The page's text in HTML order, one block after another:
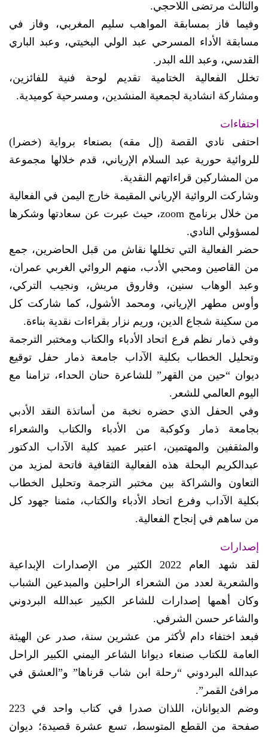
والثالث مرتضى اللاحجي.
وفيما فاز بمسابقة المواهب سليم المغربي، وفاز في
مسابقة الأداء المسرحي عبد الولي البخيتي، وعبد الباري
القدسي، وعبد الله البدر.
تخلل الفعالية الختامية تقديم لوحة فنية للفائزين،
ومشاركة انشادية لجمعية المنشدين، ومسرحية كوميدية.
احتفاءات
احتفى نادي القصة (إل مقه) بصنعاء برواية (خضرا)
للروائية حورية عبد السلام الإرياني، قدم خلالها مجموعة
من المشاركين قراءاتهم النقدية.
وشاركت الروائية الإرياني المقيمة خارج اليمن في الفعالية
من خلال برنامج zoom، حيث عبرت عن سعادتها وشكرها
لمسؤولي النادي.
حضر الفعالية التي تخللها نقاش من قبل الحاضرين، جمع
من القاصين ومحبي الأدب، منهم الروائي الغربي عمران،
وعبد الوهاب سنين، وفاروق مريش، ونجيب التركي،
وأوس مطهر الإرياني، ومحمد الأشول، كما شاركت كل
من سكينة شجاع الدين، وريم نزار بقراءات نقدية بناءة.
وفي ذمار نظم فرع اتحاد الأدباء والكتاب ومختبر الترجمة
وتحليل الخطاب بكلية الآداب جامعة ذمار حفل توقيع
ديوان “حين من القهر” للشاعرة حنان الحداء، تزامنا مع
اليوم العالمي للشعر.
وفي الحفل الذي حضره نخبة من أساتذة النقد الأدبي
بجامعة ذمار وكوكبة من الأدباء والكتاب والشعراء
والمثقفين والمهتمين، اعتبر عميد كلية الآداب الدكتور
عبدالكريم البحلة هذه الفعالية الثقافية فاتحة لمزيد من
التعاون والشراكة بين مختبر الترجمة وتحليل الخطاب
بكلية الآداب وفرع اتحاد الأدباء والكتاب، مثمنا جهود كل
من ساهم في إنجاح الفعالية.
إصدارات
لقد شهد العام 2022 الكثير من الإصدارات الإبداعية
والشعرية لعدد من الشعراء الراحلين والمبدعين الشباب
وكان أهمها إصدارات للشاعر الكبير عبدالله البردوني
والشاعر حسن الشرفي.
فبعد اختفاء دام لأكثر من عشرين سنة، صدر عن الهيئة
العامة للكتاب صنعاء ديوانا الشاعر اليمني الكبير الراحل
عبدالله البردوني “رحلة ابن شاب قرناها” و”العشق في
مرافئ القمر”.
وضم الديوانان، اللذان صدرا في كتاب واحد في 223
صفحة من القطع المتوسط، تسع عشرة قصيدة؛ ديوان